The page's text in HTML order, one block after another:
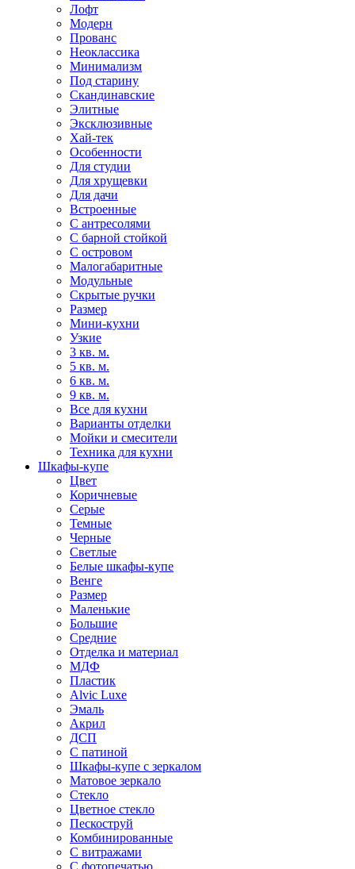
Лофт
Модерн
Прованс
Неоклассика
Минимализм
Под старину
Скандинавские
Элитные
Эксклюзивные
Хай-тек
Особенности
Для студии
Для хрущевки
Для дачи
Встроенные
С антресолями
С барной стойкой
С островом
Малогабаритные
Модульные
Скрытые ручки
Размер
Мини-кухни
Узкие
3 кв. м.
5 кв. м.
6 кв. м.
9 кв. м.
Все для кухни
Варианты отделки
Мойки и смесители
Техника для кухни
Шкафы-купе
Цвет
Коричневые
Серые
Темные
Черные
Светлые
Белые шкафы-купе
Венге
Размер
Маленькие
Большие
Средние
Отделка и материал
МДФ
Пластик
Alvic Luxe
Эмаль
Акрил
ДСП
С патиной
Шкафы-купе с зеркалом
Матовое зеркало
Стекло
Цветное стекло
Пескоструй
Комбинированные
С витражами
С фотопечатью